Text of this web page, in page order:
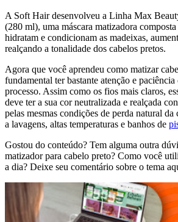
A Soft Hair desenvolveu a Linha Max
(280 ml), uma máscara matizadora
hidratam e condicionam as madeixas,
realçando a tonalidade dos cabelos pretos.
Agora que você aprendeu como matizar
fundamental ter bastante atenção e
processo. Assim como os fios mais claros,
deve ter a sua cor neutralizada e realçada
pelas mesmas condições de perda natural
a lavagens, altas temperaturas e banhos de
Gostou do conteúdo? Tem alguma outra
matizador para cabelo preto? Como você
a dia? Deixe seu comentário sobre o tema